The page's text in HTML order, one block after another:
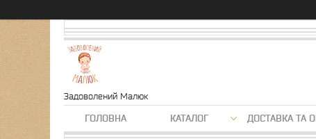
Задоволений Малюк
ГОЛОВНА КАТАЛОГ ДОСТАВКА ТА